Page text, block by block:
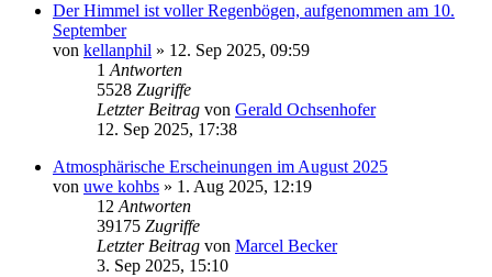
Der Himmel ist voller Regenbögen, aufgenommen am 10.
September
von kellanphil » 12. Sep 2025, 09:59
1 Antworten
5528 Zugriffe
Letzter Beitrag von Gerald Ochsenhofer
12. Sep 2025, 17:38
Atmosphärische Erscheinungen im August 2025
von uwe kohbs » 1. Aug 2025, 12:19
12 Antworten
39175 Zugriffe
Letzter Beitrag von Marcel Becker
3. Sep 2025, 15:10